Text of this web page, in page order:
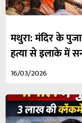
मथुरा: मंदिर के
हत्या से इलाके में
16/03/2026